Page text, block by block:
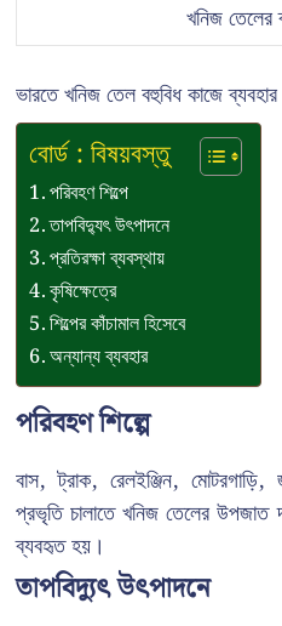
খনিজ তেলের
ভারতে খনিজ তেল বহুবিধ কাজে
বোর্ড : বিষয়বস্তু
পরিবহণ শিল্পে
তাপবিদ্যুৎ উৎপাদনে
প্রতিরক্ষা ব্যবস্থায়
কৃষিক্ষেত্রে
শিল্পের কাঁচামাল হিসেবে
অন্যান্য ব্যবহার
পরিবহণ শিল্পে
বাস, ট্রাক, রেলইঞ্জিন,
প্রভৃতি চালাতে খনিজ তেলের
ব্যবহৃত হয়।
তাপবিদ্যুৎ উৎপাদনে